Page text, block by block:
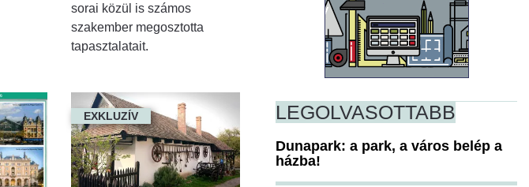
sorai közül is számos
szakember megosztotta
tapasztalatait.
EXKLUZÍV LEGOLVASOTTABB
Dunapark: a park, a város belép a
házba!